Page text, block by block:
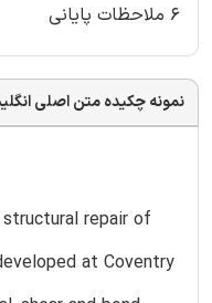
۶ ملاحظات پایانی
نمونه چکیده متن اصلی
repair of
at Coventry